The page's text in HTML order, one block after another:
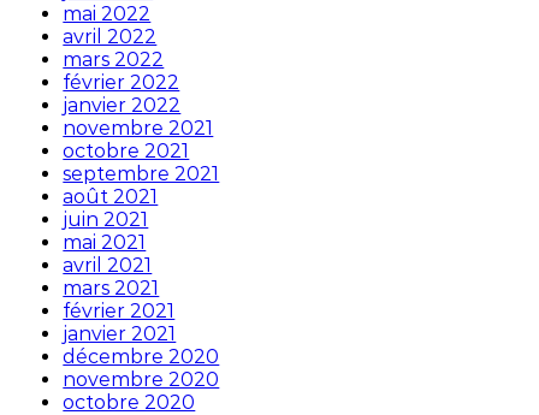
mai 2022
avril 2022
mars 2022
février 2022
janvier 2022
novembre 2021
octobre 2021
septembre 2021
août 2021
juin 2021
mai 2021
avril 2021
mars 2021
février 2021
janvier 2021
décembre 2020
novembre 2020
octobre 2020